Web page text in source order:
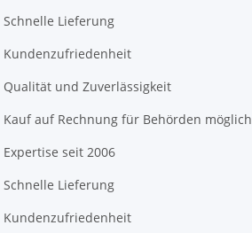
Schnelle Lieferung
Kundenzufriedenheit
Qualität und Zuverlässigkeit
Kauf auf Rechnung für Behörden möglich
Expertise seit 2006
Schnelle Lieferung
Kundenzufriedenheit